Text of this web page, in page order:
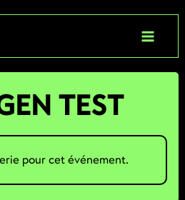
TEST
pour cet événement.